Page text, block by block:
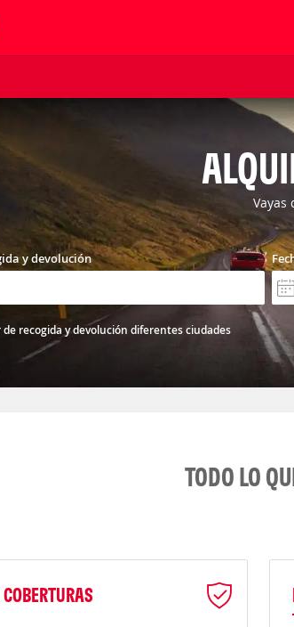
Vayas
y devolución
de recogida y devolución diferentes ciudades
TODO LO